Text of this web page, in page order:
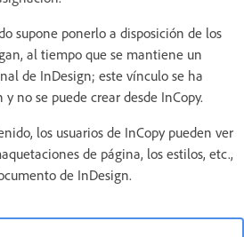
supone ponerlo a disposición de los
al tiempo que se mantiene un
de InDesign; este vínculo se ha
no se puede crear desde InCopy.
los usuarios de InCopy pueden ver
de página, los estilos, etc.,
de InDesign.